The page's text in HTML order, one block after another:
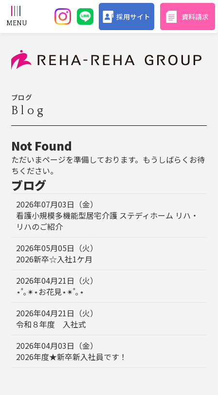
採用サイト 資料請求
ブログ
Blog
Not Found
ただいまページを準備しております。もうしばらくお待
ちください。
ブログ
2026年07月03日（金）
看護小規模多機能型居宅介護 ステディホーム リハ・
リハのご紹介
2026年05月05日（火）
2026新卒☆入社1ケ月
2026年04月21日（火）
⋆˚｡✴︎⋆お花見⋆✴︎˚｡⋆
2026年04月21日（火）
令和８年度 入社式
2026年04月03日（金）
2026年度★新卒新入社員です！